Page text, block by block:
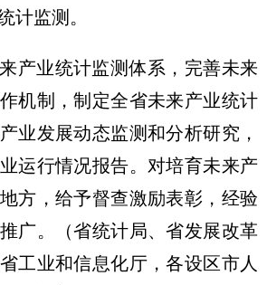
计监测。
产业统计监测体系，完善未来
机制，制定全省未来产业统计
业发展动态监测和分析研究，
运行情况报告。对培育未来产
方，给予督查激励表彰，经验
广。
（省统计局、省发展改革
工业和信息化厅，各设区市人